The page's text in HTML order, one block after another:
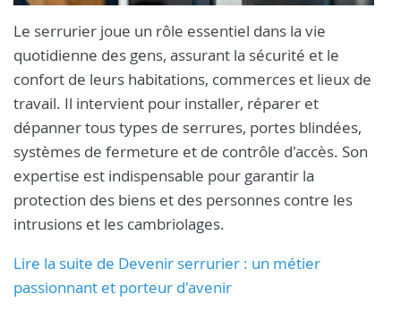
Le serrurier joue un rôle essentiel dans la vie
quotidienne des gens, assurant la sécurité et le
confort de leurs habitations, commerces et lieux de
travail. Il intervient pour installer, réparer et
dépanner tous types de serrures, portes blindées,
systèmes de fermeture et de contrôle d'accès. Son
expertise est indispensable pour garantir la
protection des biens et des personnes contre les
intrusions et les cambriolages.
Lire la suite de Devenir serrurier : un métier
passionnant et porteur d'avenir